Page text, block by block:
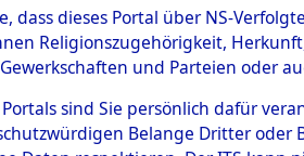
auf dem
dass dieses Portal über NS-
Religionszugehörigkeit,
und Parteien oder
sind Sie persönlich dafür
Belange Dritter